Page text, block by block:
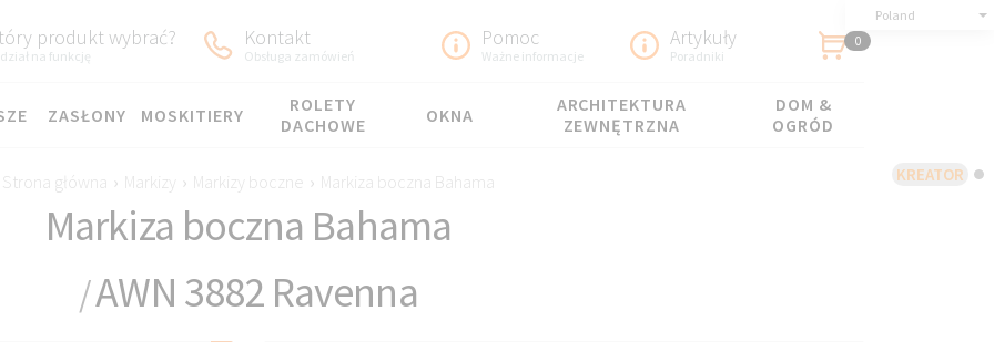
KREATOR
Poland
produkt wybrać?
na funkcję
Kontakt
Obsługa zamówień
Pomoc
Ważne informacje
Artykuły
Poradniki
0
ZASŁONY MOSKITIERY
ROLETY
DACHOWE
OKNA
ARCHITEKTURA
ZEWNĘTRZNA
DOM &
OGRÓD
Strona główna › Markizy › Markizy boczne › Markiza boczna Bahama
Markiza boczna Bahama
/AWN 3882 Ravenna